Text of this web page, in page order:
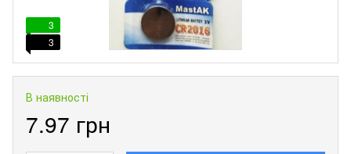
3
3
В наявності
7.97 грн